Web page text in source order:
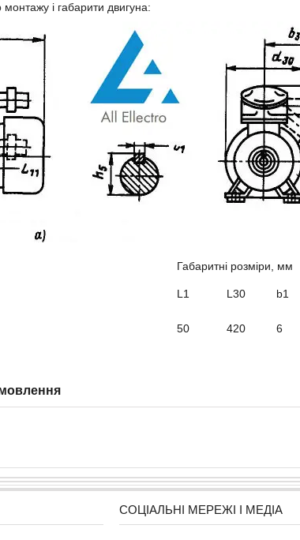
монтажу і габарити двигуна:
Габаритні розміри, мм
L1 L30 b1
50 420 6
СОЦІАЛЬНІ МЕРЕЖІ І МЕДІА